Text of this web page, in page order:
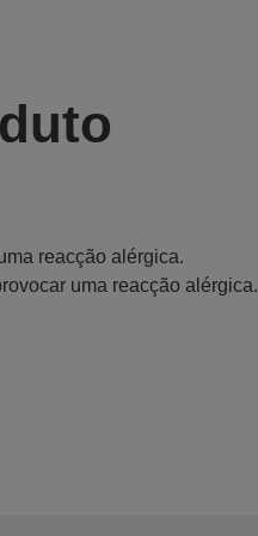
reacção alérgica.
uma reacção alérgica.